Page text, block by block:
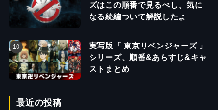
ズはこの順番で見るべし、気に
なる続編ついて解説したよ
実写版「 東京リベンジャーズ 」
シリーズ、順番&あらすじ&キャ
ストまとめ
最近の投稿